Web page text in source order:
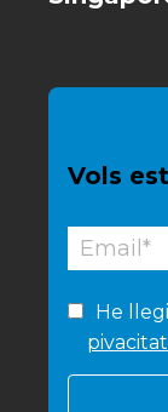
Vols
He